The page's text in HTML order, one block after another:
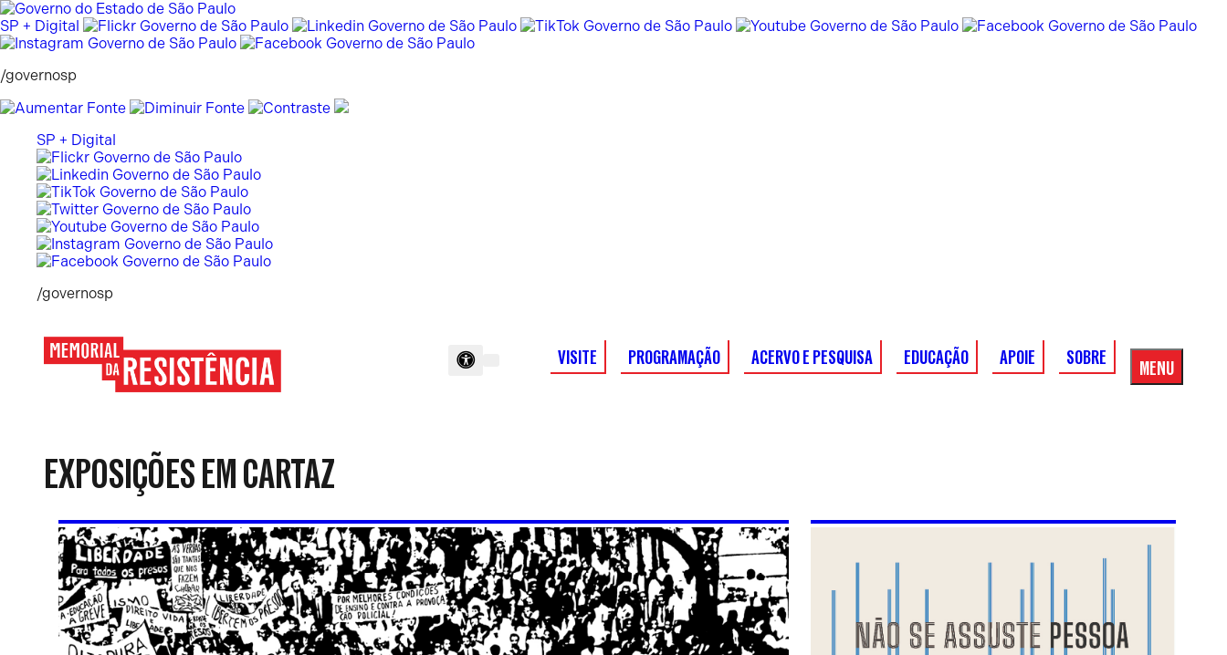
Pular
para
o
SP + Digital
/governosp
SP + Digital
/governosp
VISITE PROGRAMAÇÃO ACERVO E PESQUISA EDUCAÇÃO APOIE SOBRE MENU
Menu
EXPOSIÇÕES EM CARTAZ